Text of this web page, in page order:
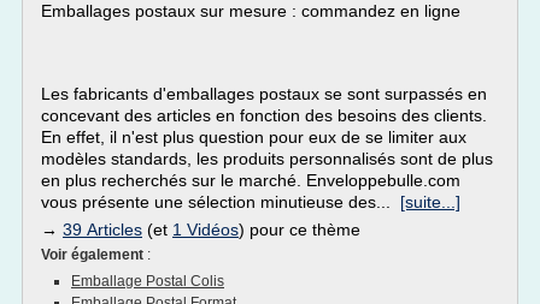
Emballages postaux sur mesure : commandez en ligne
Les fabricants d'emballages postaux se sont surpassés en
concevant des articles en fonction des besoins des clients.
En effet, il n'est plus question pour eux de se limiter aux
modèles standards, les produits personnalisés sont de plus
en plus recherchés sur le marché. Enveloppebulle.com
vous présente une sélection minutieuse des... [suite...]
→ 39 Articles (et 1 Vidéos) pour ce thème
Voir également :
Emballage Postal Colis